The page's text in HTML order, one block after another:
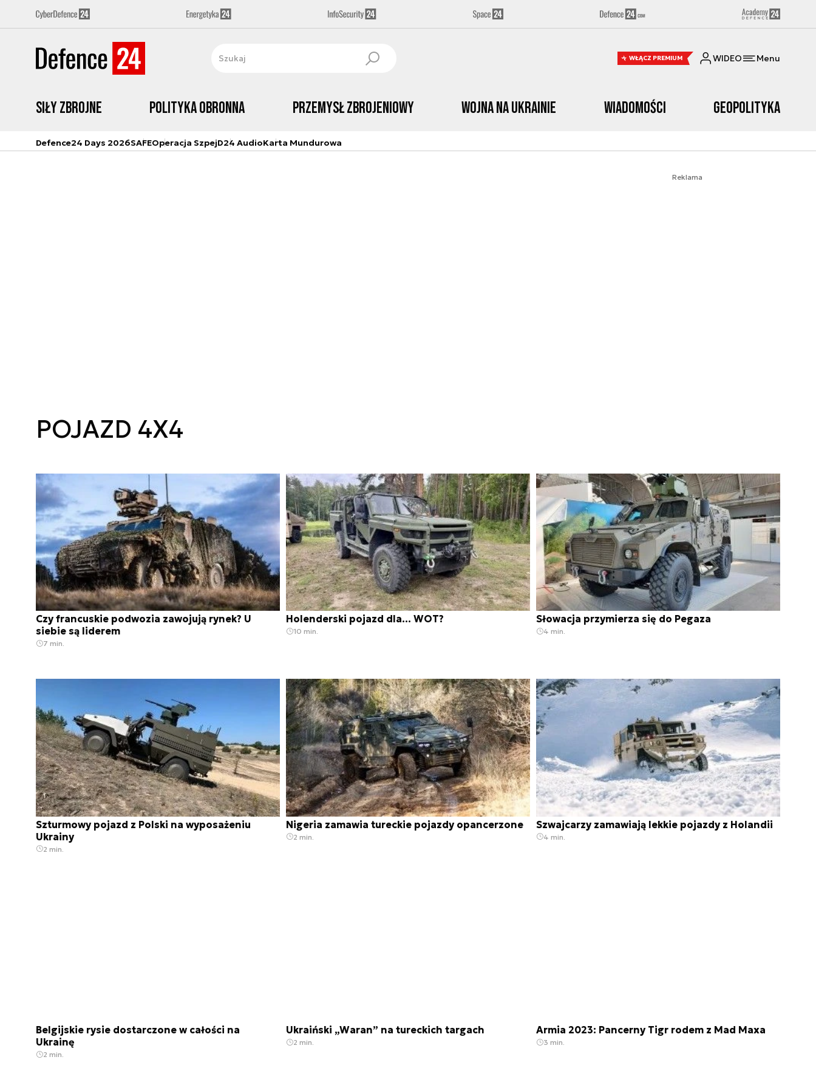
WŁĄCZ PREMIUM WIDEO Menu
Siły zbrojne Polityka obronna Przemysł Zbrojeniowy Wojna na Ukrainie Wiadomości Geopolityka
Defence24 Days 2026SAFEOperacja SzpejD24 AudioKarta Mundurowa
Reklama
POJAZD 4X4
Czy francuskie podwozia zawojują rynek? U
siebie są liderem
7 min.
Holenderski pojazd dla... WOT?
10 min.
Słowacja przymierza się do Pegaza
4 min.
Szturmowy pojazd z Polski na wyposażeniu
Ukrainy
2 min.
Nigeria zamawia tureckie pojazdy opancerzone
2 min.
Szwajcarzy zamawiają lekkie pojazdy z Holandii
4 min.
Belgijskie rysie dostarczone w całości na
Ukrainę
2 min.
Ukraiński „Waran” na tureckich targach
2 min.
Armia 2023: Pancerny Tigr rodem z Mad Maxa
3 min.